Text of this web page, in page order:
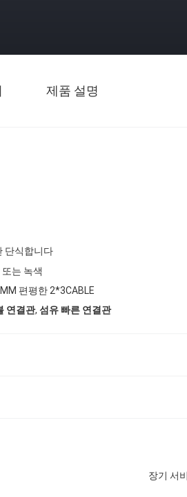
제품 설명
단식합니다
는 녹색
편평한 2*3CABLE
연결관, 섬유 빠른 연결관
장기 서